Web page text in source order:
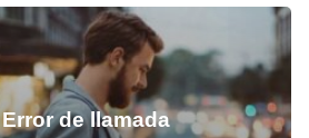
Error de llamada